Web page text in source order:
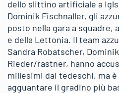
dello slittino artificiale a
Dominik Fischnaller, gli
posto nella gara a squadre,
e della Lettonia. Il team
Sandra Robatscher,
Rieder/rastner, hanno
millesimi dai tedeschi, ma
agguantare il gradino più